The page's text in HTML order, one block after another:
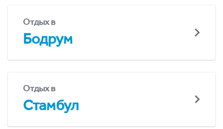
Отдых в
Бодрум
Отдых в
Стамбул